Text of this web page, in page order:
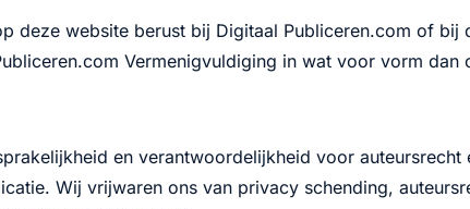
deze website berust bij Digitaal Publiceren.com of
Vermenigvuldiging in wat voor vorm
en verantwoordelijkheid voor
Wij vrijwaren ons van privacy schending,